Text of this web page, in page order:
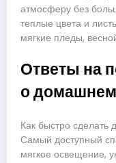
атмосферу без
теплые цвета и
мягкие пледы,
Ответы на
о
Как быстро сделать
Самый доступный
мягкое освещение,